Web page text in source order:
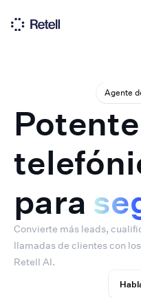
Agente
para
Convierte más leads,
llamadas de clientes con
Retell AI.